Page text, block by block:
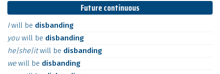
Future continuous
Iwill be disbanding
you will be disbanding
he|she|itwill be disbanding
wewill be disbanding